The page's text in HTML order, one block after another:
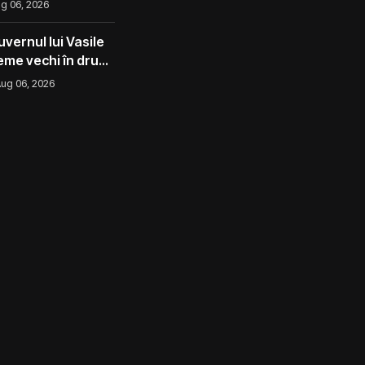
un măr din
06, 2026
lui Vasile
vechi în drum
06, 2026